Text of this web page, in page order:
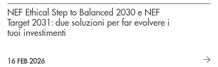
NEF Ethical Step to Balanced 2030 e NEF
Target 2031: due soluzioni per far evolvere i
tuoi investimenti
16 FEB 2026